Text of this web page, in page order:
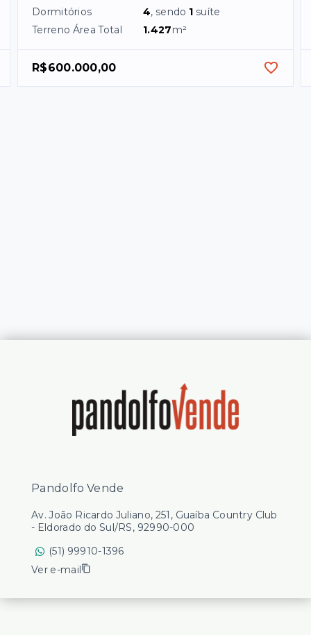
Dormitórios 4, sendo 1 suíte
Terreno Área Total
1.427m²
R$600.000,00
Pandolfo Vende
Av. João Ricardo Juliano, 251, Guaíba Country Club
- Eldorado do Sul/RS, 92990-000
(51) 99910-1396
Ver e-mail